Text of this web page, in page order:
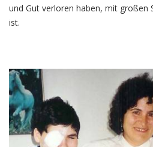
und Gut verloren haben, mit großen
ist.